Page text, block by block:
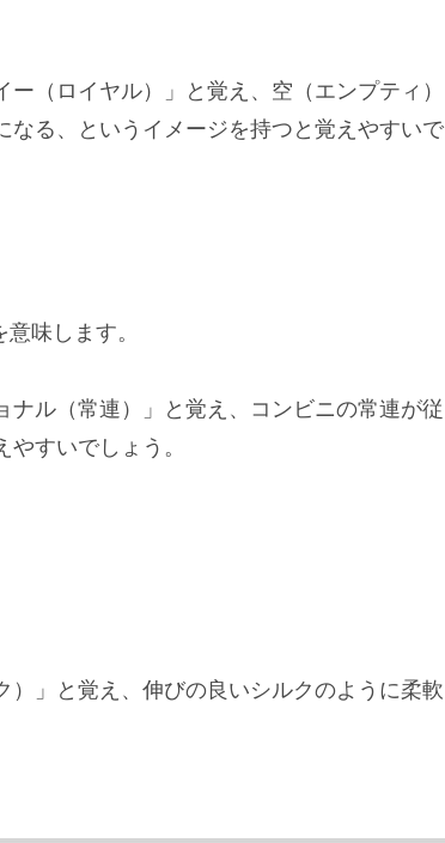
（ロイヤル）」と覚え、空（エンプティ）
る、というイメージを持つと覚えやすいで
味します。
ナル（常連）」と覚え、コンビニの常連が従
すいでしょう。
）」と覚え、伸びの良いシルクのように柔軟